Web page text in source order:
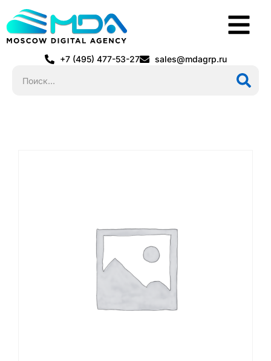
+7 (495) 477-53-27 sales@mdagrp.ru